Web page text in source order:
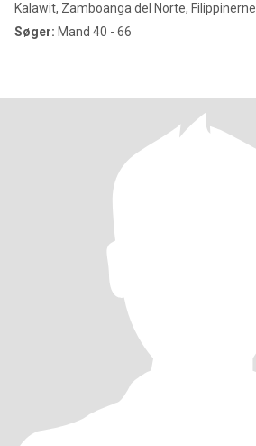
Kalawit, Zamboanga del Norte, Filippinerne
Søger: Mand 40 - 66